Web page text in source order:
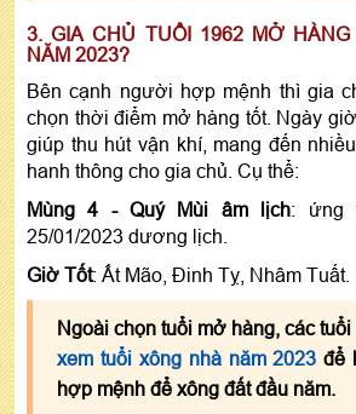
3. GIA CHỦ TUỔI 1962 MỞ
NĂM 2023?
Bên cạnh người hợp mệnh thì gia
chọn thời điểm mở hàng tốt. Ngày
giúp thu hút vận khí, mang đến
hanh thông cho gia chủ. Cụ thể:
Mùng 4 - Quý Mùi âm lịch: ứng
25/01/2023 dương lịch.
Giờ Tốt: Ất Mão, Đinh Tỵ, Nhâm Tuất.
Ngoài chọn tuổi mở hàng, các
xem tuổi xông nhà năm 2023 để
hợp mệnh để xông đất đầu năm.